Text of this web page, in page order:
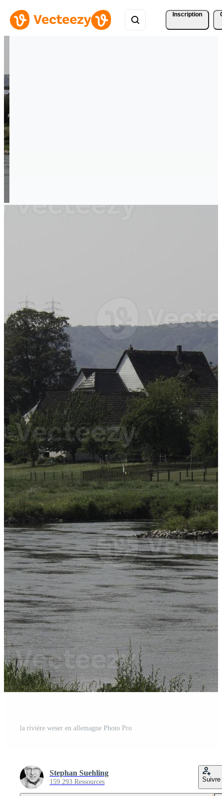
Inscription
la rivière weser en allemagne Photo Pro
Stephan Suehling
159 293 Ressources Suivre